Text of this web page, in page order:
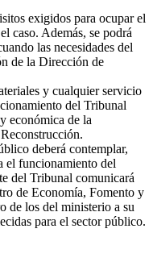
exigidos para ocupar el
caso. Además, se podrá
las necesidades del
de la Dirección de
y cualquier servicio
del Tribunal
económica de la
deberá contemplar,
el funcionamiento del
del Tribunal comunicará
de Economía, Fomento y
de los del ministerio a su
para el sector público.